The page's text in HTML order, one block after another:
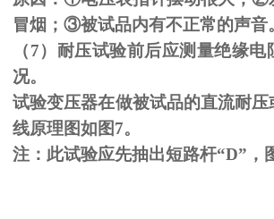
冒烟； ③被试品内有不正常的声音
（7）耐压试验前后应测量绝缘电
况。
试验变压器在做被试品的直流耐
线原理图如图7。
注：此试验应先抽出短路杆“D”，